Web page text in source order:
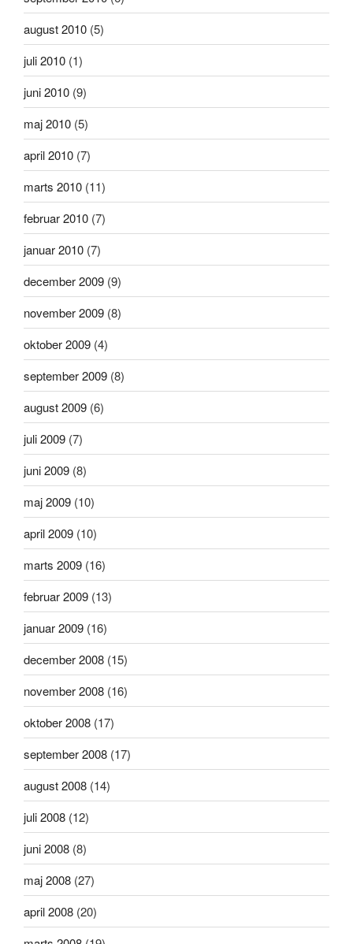
august 2010 (5)
juli 2010 (1)
juni 2010 (9)
maj 2010 (5)
april 2010 (7)
marts 2010 (11)
februar 2010 (7)
januar 2010 (7)
december 2009 (9)
november 2009 (8)
oktober 2009 (4)
september 2009 (8)
august 2009 (6)
juli 2009 (7)
juni 2009 (8)
maj 2009 (10)
april 2009 (10)
marts 2009 (16)
februar 2009 (13)
januar 2009 (16)
december 2008 (15)
november 2008 (16)
oktober 2008 (17)
september 2008 (17)
august 2008 (14)
juli 2008 (12)
juni 2008 (8)
maj 2008 (27)
april 2008 (20)